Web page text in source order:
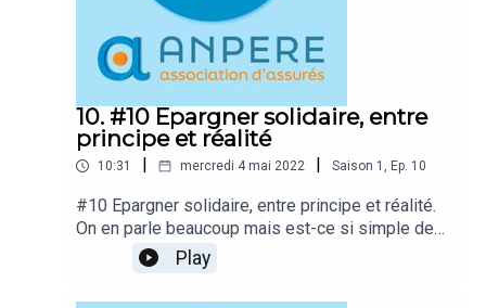
10. #10 Epargner solidaire, entre
principe et réalité
10:31 | mercredi 4 mai 2022 | Saison 1 , Ep. 10
#10 Epargner solidaire, entre principe et réalité.
On en parle beaucoup mais est-ce si simple de
trouver le bon produit d'épargne, vraiment
vertueux ? Réponse de Vanessa Alibert,
Directrice de la communication et du marketing
Play